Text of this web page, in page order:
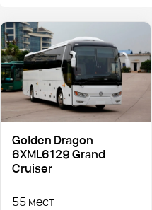
Golden Dragon
6XML6129 Grand
Cruiser
55 мест